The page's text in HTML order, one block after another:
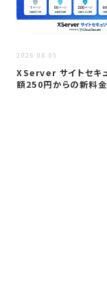
2026.08.05
XServer サイトセキュ
額250円からの新料